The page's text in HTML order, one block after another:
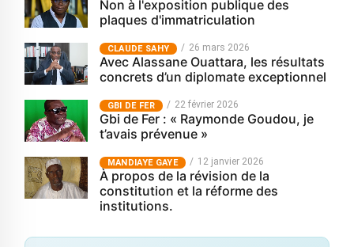
Non à l'exposition publique des
plaques d'immatriculation
CLAUDE SAHY 26 mars 2026
Avec Alassane Ouattara, les résultats
concrets d’un diplomate exceptionnel
GBI DE FER 22 février 2026
Gbi de Fer : « Raymonde Goudou, je
t’avais prévenue »
MANDIAYE GAYE 12 janvier 2026
À propos de la révision de la
constitution et la réforme des
institutions.